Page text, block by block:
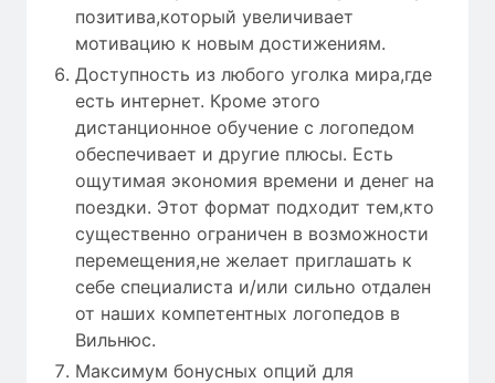
позитива,который увеличивает
мотивацию к новым достижениям.
Доступность из любого уголка мира,где
есть интернет. Кроме этого
дистанционное обучение с логопедом
обеспечивает и другие плюсы. Есть
ощутимая экономия времени и денег на
поездки. Этот формат подходит тем,кто
существенно ограничен в возможности
перемещения,не желает приглашать к
себе специалиста и/или сильно отдален
от наших компетентных логопедов в
Вильнюс.
Максимум бонусных опций для